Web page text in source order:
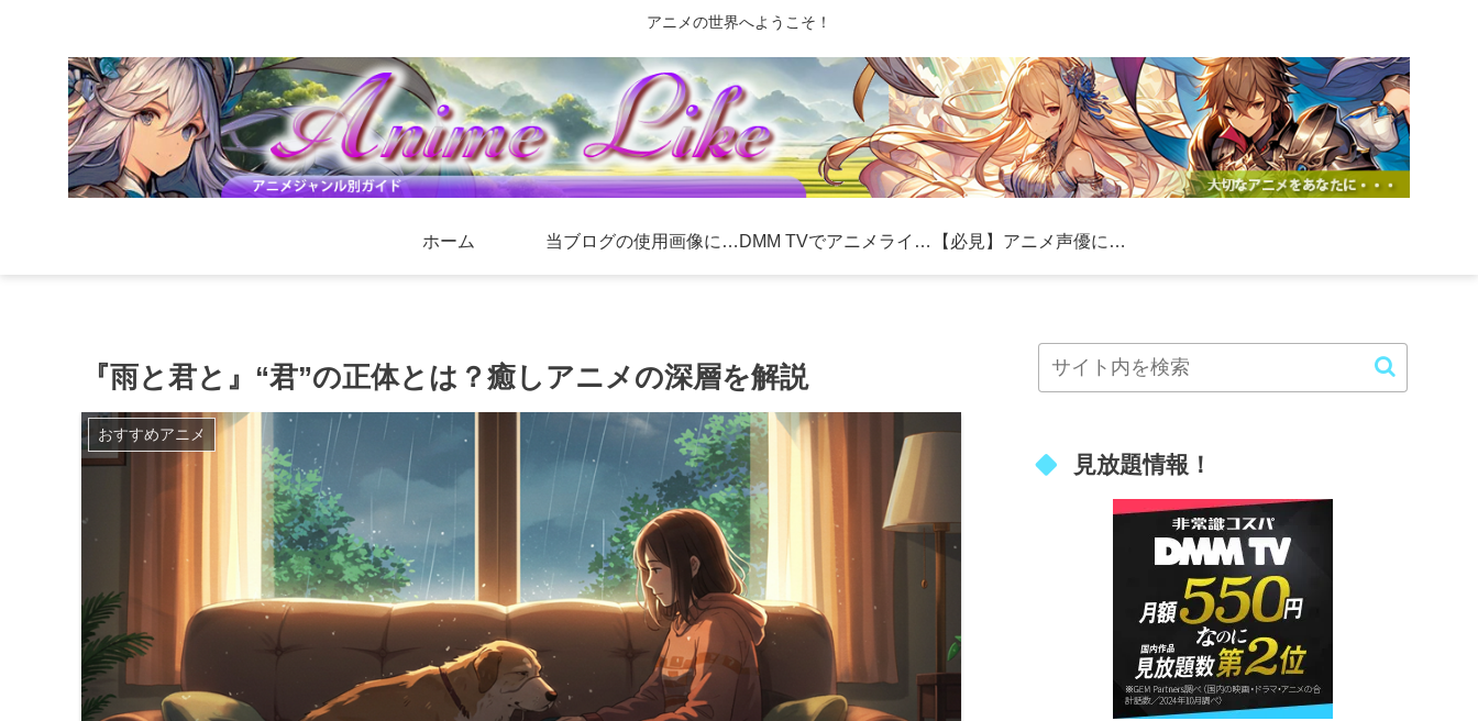
アニメの世界へようこそ！
ホーム 当ブログの使用画像について DMM TVでアニメライフを充実！おすすめ作品とお得な利用方法 【必見】アニメ声優になる方法！初心者向けの具体的なステップと成功のコツ
『雨と君と』“君”の正体とは？癒しアニメの深層を解説
おすすめアニメ
見放題情報！